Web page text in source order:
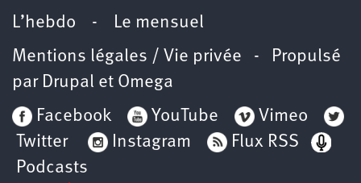
L’hebdo - Le mensuel
Mentions légales / Vie privée - Propulsé
par Drupal et Omega
Facebook
YouTube
Vimeo
Twitter
Instagram
Flux RSS
Podcasts